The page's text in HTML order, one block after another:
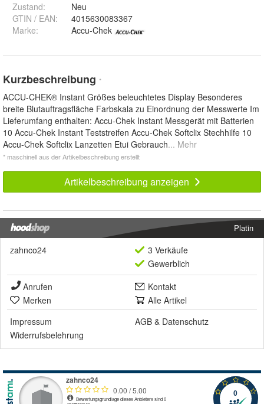
Zustand:
Neu
GTIN / EAN:
4015630083367
Marke:
Accu-Chek
Kurzbeschreibung *
ACCU-CHEK® Instant Größes beleuchtetes Display Besonderes
breite Blutauftragsfläche Farbskala zu Einordnung der Messwerte Im
Lieferumfang enthalten: Accu-Chek Instant Messgerät mit Batterien
10 Accu-Chek Instant Teststreifen Accu-Chek Softclix Stechhilfe 10
Accu-Chek Softclix Lanzetten Etui Gebrauch... Mehr
* maschinell aus der Artikelbeschreibung erstellt
Artikelbeschreibung anzeigen
Platin
zahnco24
3 Verkäufe
Gewerblich
Anrufen
Kontakt
Merken
Alle Artikel
Impressum
AGB & Datenschutz
Widerrufsbelehrung